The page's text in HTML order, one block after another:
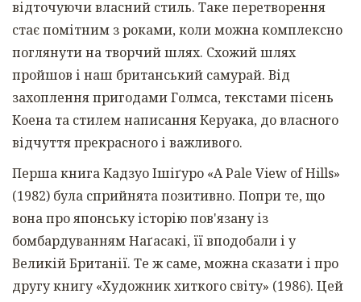
відточуючи власний стиль. Таке перетворення
стає помітним з роками, коли можна комплексно
поглянути на творчий шлях. Схожий шлях
пройшов і наш британський самурай. Від
захоплення пригодами Голмса, текстами пісень
Коена та стилем написання Керуака, до власного
відчуття прекрасного і важливого.
Перша книга Кадзуо Ішіґуро «A Pale View of Hills»
(1982) була сприйнята позитивно. Попри те, що
вона про японську історію пов'язану із
бомбардуванням Наґасакі, її вподобали і у
Великій Британії. Те ж саме, можна сказати і про
другу книгу «Художник хиткого світу» (1986). Цей